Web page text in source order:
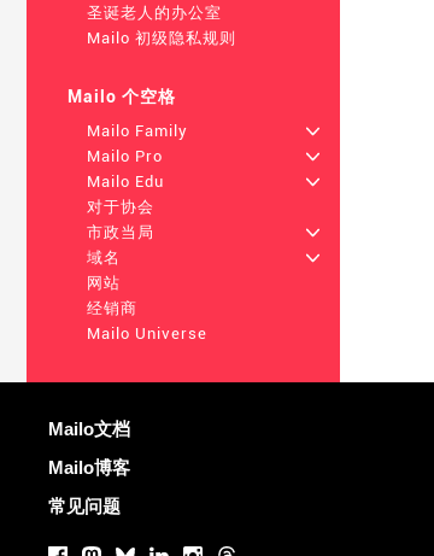
圣诞老人的办公室
Mailo 初级隐私规则
Mailo 个空格
Mailo Family
+
Mailo Pro
+
Mailo Edu
+
对于协会
市政当局
+
域名
+
网站
经销商
Mailo Universe
更多信息
Mailo文档
Mailo博客
常见问题